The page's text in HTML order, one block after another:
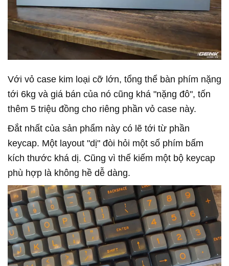
Với vỏ case kim loại cỡ lớn, tổng thể bàn phím nặng
tới 6kg và giá bán của nó cũng khá "nặng đô", tốn
thêm 5 triệu đồng cho riêng phần vỏ case này.
Đắt nhất của sản phẩm này có lẽ tới từ phần
keycap. Một layout "dị" đòi hỏi một số phím bấm
kích thước khá dị. Cũng vì thế kiếm một bộ keycap
phù hợp là không hề dễ dàng.